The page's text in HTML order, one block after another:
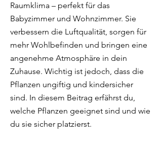
Raumklima – perfekt für das
Babyzimmer und Wohnzimmer. Sie
verbessern die Luftqualität, sorgen für
mehr Wohlbefinden und bringen eine
angenehme Atmosphäre in dein
Zuhause. Wichtig ist jedoch, dass die
Pflanzen ungiftig und kindersicher
sind. In diesem Beitrag erfährst du,
welche Pflanzen geeignet sind und wie
du sie sicher platzierst.